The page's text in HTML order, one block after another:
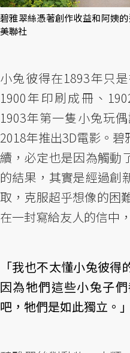
碧雅翠絲憑著創作收益和阿姨
美聯社
小兔彼得在1893年只
1900年印刷成冊、
1903年第一隻小兔玩
2018年推出3D電影。
續，必定也是因為觸動
的結果，其實是經過創
取，克服超乎想像的困
在一封寫給友人的信中
「我也不太懂小兔彼
因為牠們這些小兔子
吧，牠們是如此獨立。」